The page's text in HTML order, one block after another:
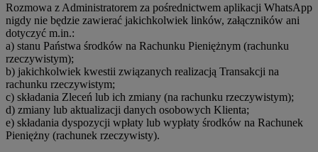
Rozmowa z Administratorem za pośrednictwem aplikacji WhatsApp
nigdy nie będzie zawierać jakichkolwiek linków, załączników ani
dotyczyć m.in.:
a) stanu Państwa środków na Rachunku Pieniężnym (rachunku
rzeczywistym);
b) jakichkolwiek kwestii związanych realizacją Transakcji na
rachunku rzeczywistym;
c) składania Zleceń lub ich zmiany (na rachunku rzeczywistym);
d) zmiany lub aktualizacji danych osobowych Klienta;
e) składania dyspozycji wpłaty lub wypłaty środków na Rachunek
Pieniężny (rachunek rzeczywisty).